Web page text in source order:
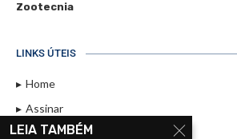
Zootecnia
LINKS ÚTEIS
Home
Assinar
Contato
LEIA TAMBÉM